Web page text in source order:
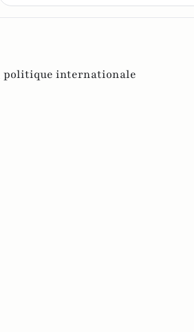
politique internationale